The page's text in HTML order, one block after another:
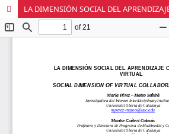
LA DIMENSIÓN SOCIAL DEL